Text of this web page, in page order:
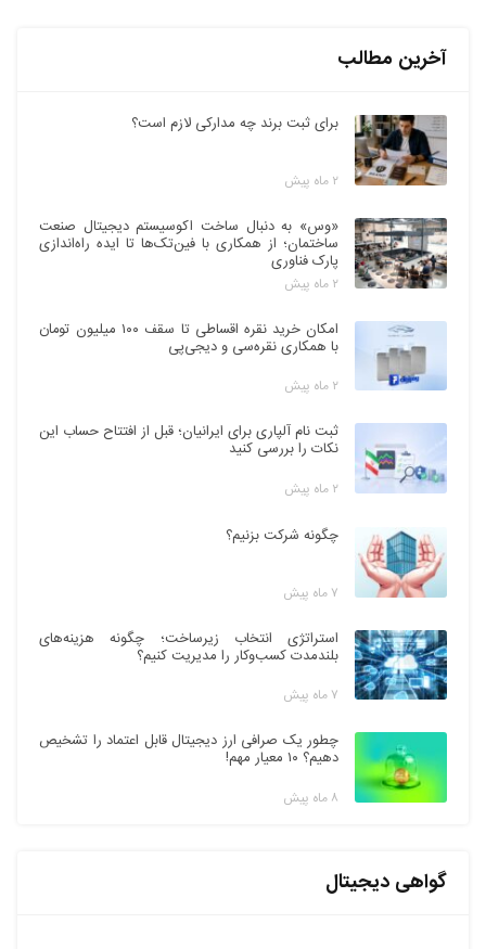
آخرین مطالب
برای ثبت برند چه مدارکی لازم است؟
۲ ماه پیش
«وس» به دنبال ساخت اکوسیستم دیجیتال صنعت
ساختمان؛ از همکاری با فین‌تک‌ها تا ایده راه‌اندازی
پارک فناوری
۲ ماه پیش
امکان خرید نقره اقساطی تا سقف ۱۰۰ میلیون تومان
با همکاری نقره‌سی و دیجی‌پی
۲ ماه پیش
ثبت نام آلپاری برای ایرانیان؛ قبل از افتتاح حساب این
نکات را بررسی کنید
۲ ماه پیش
چگونه شرکت بزنیم؟
۷ ماه پیش
استراتژی انتخاب زیرساخت؛ چگونه هزینه‌های
بلندمدت کسب‌وکار را مدیریت کنیم؟
۷ ماه پیش
چطور یک صرافی ارز دیجیتال قابل اعتماد را تشخیص
دهیم؟ ۱۰ معیار مهم!
۸ ماه پیش
گواهی دیجیتال